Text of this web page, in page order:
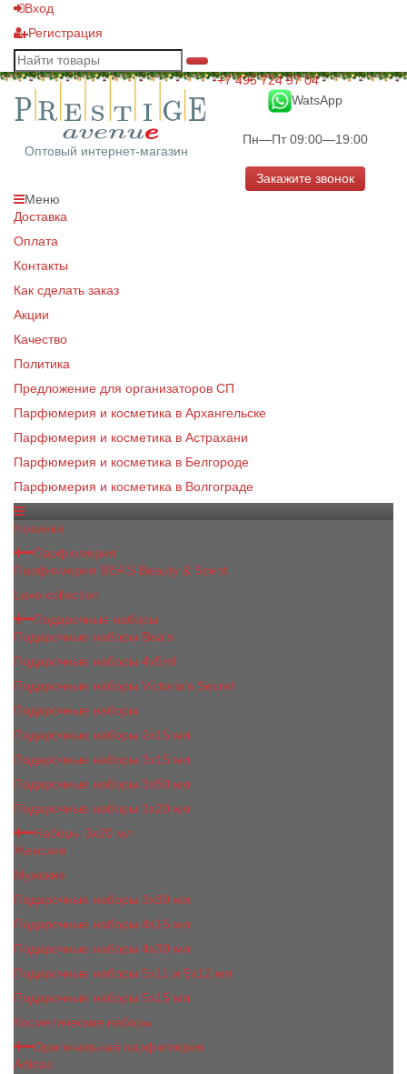
Вход
Регистрация
Оптовый интернет-магазин
+7 495 724 97 04
WatsApp
Пн—Пт 09:00—19:00
Закажите звонок
Меню
Доставка
Оплата
Контакты
Как сделать заказ
Акции
Качество
Политика
Предложение для организаторов СП
Парфюмерия и косметика в Архангельске
Парфюмерия и косметика в Астрахани
Парфюмерия и косметика в Белгороде
Парфюмерия и косметика в Волгограде
Новинки
Парфюмерия
Парфюмерия BEA'S Beauty & Scent
Luxe collection
Подарочные наборы
Подарочные наборы Bea's
Подарочные наборы 4х5ml
Подарочные наборы Victoria's Secret
Подарочные наборы
Подарочные наборы 2x15 мл
Подарочные наборы 3х15 мл
Подарочные наборы 3x50 мл
Подарочные наборы 3x20 мл
Наборы 3х20 мл
Женские
Мужские
Подарочные наборы 3х30 мл
Подарочные наборы 4x15 мл
Подарочные наборы 4x30 мл
Подарочные наборы 5x11 и 5х12 мл
Подарочные наборы 5x15 мл
Косметические наборы
Оригинальная парфюмерия
Adidas